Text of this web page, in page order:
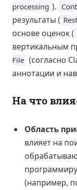
processing ).
результаты (
основе оценок (
вертикальным
File (согласно
аннотации и
На что
Область
влияет на
(например,